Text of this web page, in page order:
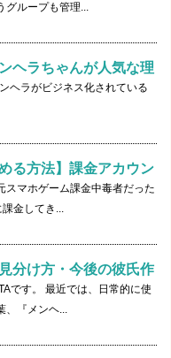
グループも管理...
ヘラちゃんが人気な理
ヘラがビジネス化されている
る方法】課金アカウン
スマホゲーム課金中毒者だった
金してき...
分け方・今後の彼氏作
です。 最近では、日常的に使
、『メンヘ...